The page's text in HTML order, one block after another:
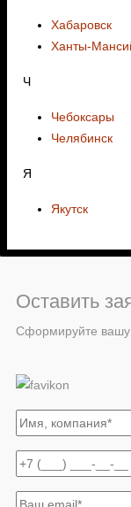
Хабаровск
Ханты-
Ч
Чебоксары
Челябинск
Я
Якутск
Оставить
Сформируйте вашу